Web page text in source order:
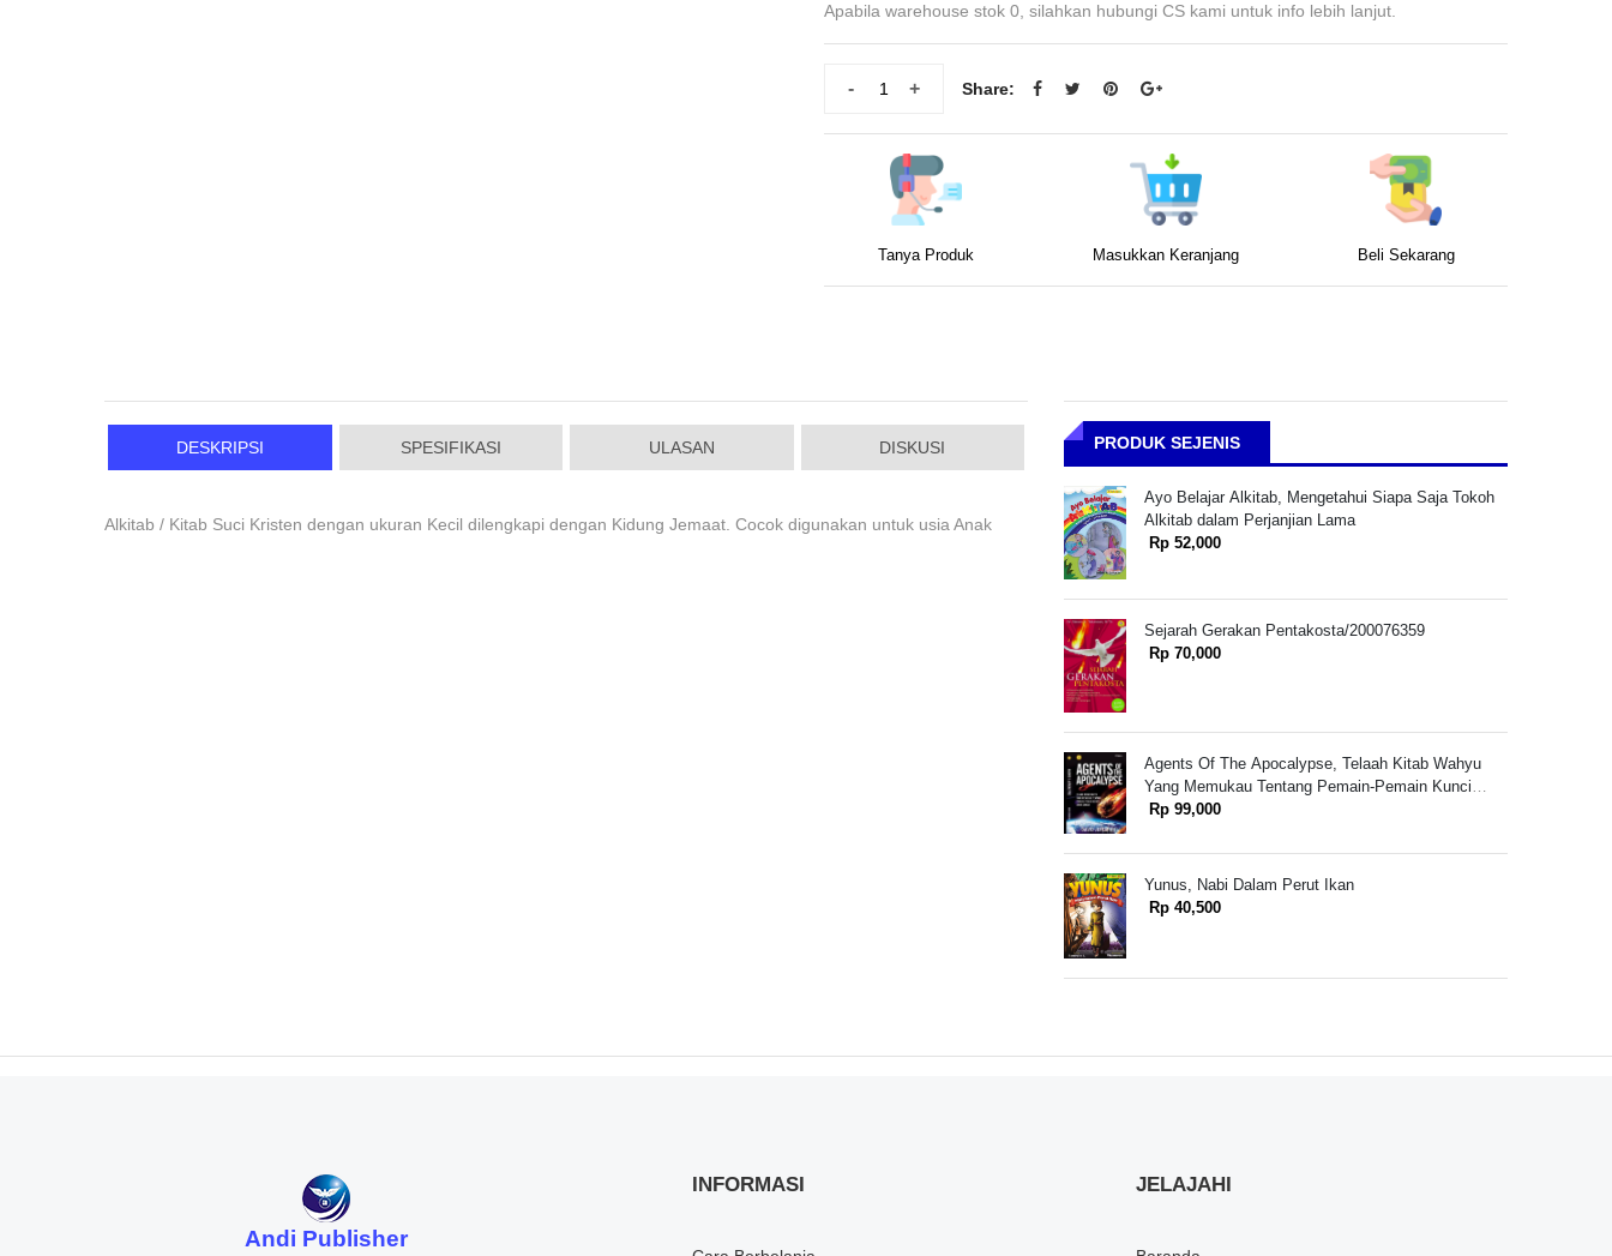
Apabila warehouse stok 0, silahkan hubungi CS kami untuk info lebih lanjut.
+
- Share:
Tanya Produk Masukkan Keranjang Beli Sekarang
DESKRIPSI SPESIFIKASI ULASAN DISKUSI
Alkitab / Kitab Suci Kristen dengan ukuran Kecil dilengkapi dengan Kidung Jemaat. Cocok digunakan untuk usia Anak
PRODUK SEJENIS
Ayo Belajar Alkitab, Mengetahui Siapa Saja Tokoh
Alkitab dalam Perjanjian Lama
Rp 52,000
Sejarah Gerakan Pentakosta/200076359
Rp 70,000
Agents Of The Apocalypse, Telaah Kitab Wahyu
Yang Memukau Tentang Pemain-Pemain Kunci
Akhir Zaman
Rp 99,000
Yunus, Nabi Dalam Perut Ikan
Rp 40,500
Andi Publisher
INFORMASI JELAJAHI